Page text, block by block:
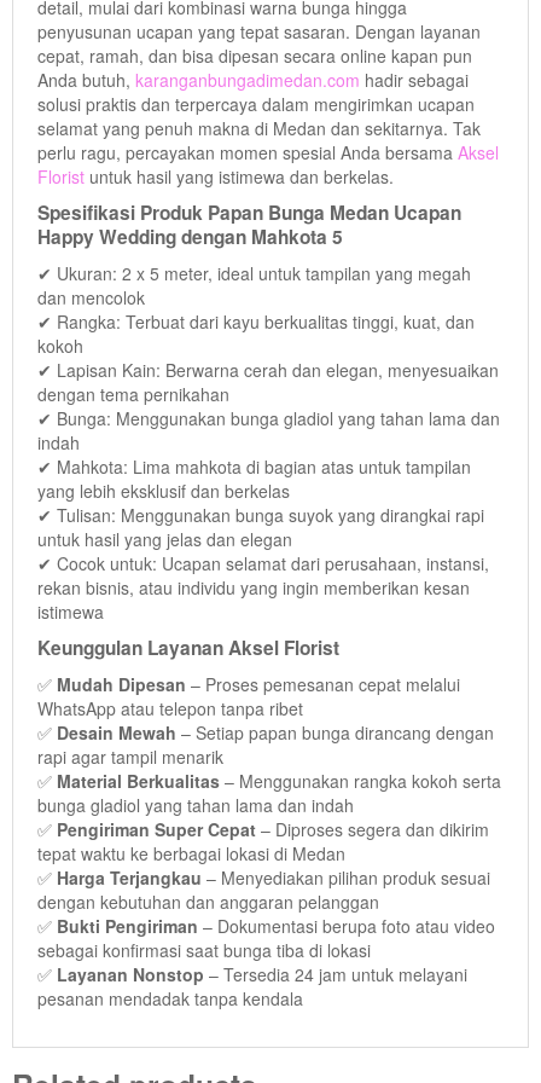
detail, mulai dari kombinasi warna bunga hingga
penyusunan ucapan yang tepat sasaran. Dengan layanan
cepat, ramah, dan bisa dipesan secara online kapan pun
Anda butuh, karanganbungadimedan.com hadir sebagai
solusi praktis dan terpercaya dalam mengirimkan ucapan
selamat yang penuh makna di Medan dan sekitarnya. Tak
perlu ragu, percayakan momen spesial Anda bersama Aksel
Florist untuk hasil yang istimewa dan berkelas.
Spesifikasi Produk Papan Bunga Medan Ucapan
Happy Wedding dengan Mahkota 5
✔ Ukuran: 2 x 5 meter, ideal untuk tampilan yang megah
dan mencolok
✔ Rangka: Terbuat dari kayu berkualitas tinggi, kuat, dan
kokoh
✔ Lapisan Kain: Berwarna cerah dan elegan, menyesuaikan
dengan tema pernikahan
✔ Bunga: Menggunakan bunga gladiol yang tahan lama dan
indah
✔ Mahkota: Lima mahkota di bagian atas untuk tampilan
yang lebih eksklusif dan berkelas
✔ Tulisan: Menggunakan bunga suyok yang dirangkai rapi
untuk hasil yang jelas dan elegan
✔ Cocok untuk: Ucapan selamat dari perusahaan, instansi,
rekan bisnis, atau individu yang ingin memberikan kesan
istimewa
Keunggulan Layanan Aksel Florist
✅ Mudah Dipesan – Proses pemesanan cepat melalui
WhatsApp atau telepon tanpa ribet
✅ Desain Mewah – Setiap papan bunga dirancang dengan
rapi agar tampil menarik
✅ Material Berkualitas – Menggunakan rangka kokoh serta
bunga gladiol yang tahan lama dan indah
✅ Pengiriman Super Cepat – Diproses segera dan dikirim
tepat waktu ke berbagai lokasi di Medan
✅ Harga Terjangkau – Menyediakan pilihan produk sesuai
dengan kebutuhan dan anggaran pelanggan
✅ Bukti Pengiriman – Dokumentasi berupa foto atau video
sebagai konfirmasi saat bunga tiba di lokasi
✅ Layanan Nonstop – Tersedia 24 jam untuk melayani
pesanan mendadak tanpa kendala
View Detail
View Detail